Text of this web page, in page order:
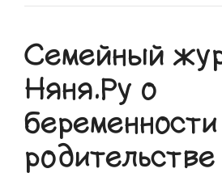
Семейный
Няня.Ру о
родительстве